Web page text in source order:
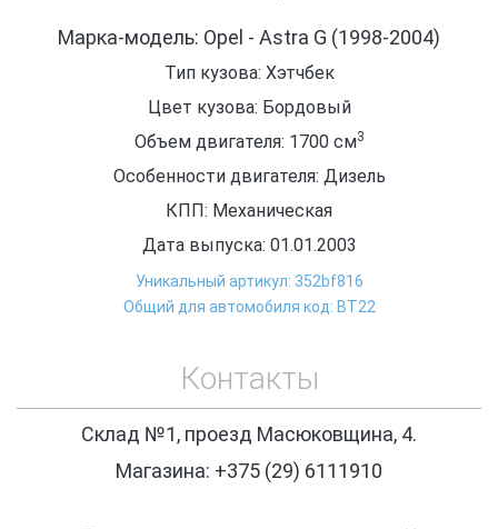
Марка-модель: Opel - Astra G (1998-2004)
Тип кузова: Хэтчбек
Цвет кузова: Бордовый
Объем двигателя: 1700 см3
Особенности двигателя: Дизель
КПП: Механическая
Дата выпуска: 01.01.2003
Уникальный артикул: 352bf816
Общий для автомобиля код: ВТ22
Контакты
Склад №1, проезд Масюковщина, 4.
Магазина: +375 (29) 6111910